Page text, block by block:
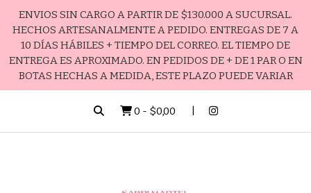
ENVIOS SIN CARGO A PARTIR DE $130.000 A SUCURSAL.
HECHOS ARTESANALMENTE A PEDIDO. ENTREGAS DE 7 A
10 DÍAS HÁBILES + TIEMPO DEL CORREO. EL TIEMPO DE
ENTREGA ES APROXIMADO. EN PEDIDOS DE + DE 1 PAR O EN
BOTAS HECHAS A MEDIDA, ESTE PLAZO PUEDE VARIAR
0 - $0,00